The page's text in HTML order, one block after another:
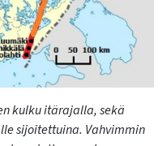
kulku itärajalla, sekä
sijoitettuina. Vahvimmin